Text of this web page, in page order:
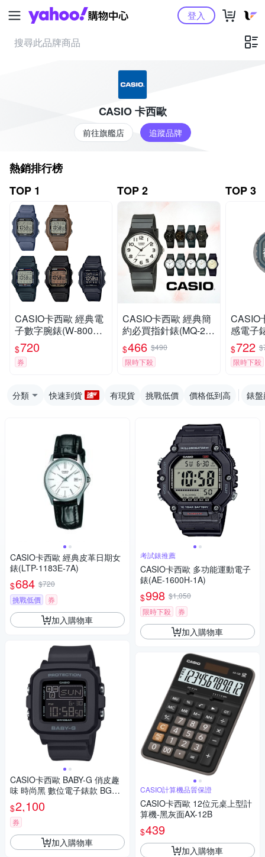
Yahoo購物中心登入
CASIO 卡西歐
前往旗艦店 追蹤品牌
熱銷排行榜
TOP 1
CASIO卡西歐 經典電
子數字腕錶(W-800H)
/ 考試錶
$720
券
TOP 2
CASIO卡西歐 經典簡
約必買指針錶(MQ-24)
/ 考試錶
$466 $490
限時下殺
TOP 3
CASIO
感電子
2A) /
$722
限時下殺
分類 快速到貨 有現貨 挑戰低價 價格低到高 錶
CASIO卡西歐 經典皮革日期女
錶(LTP-1183E-7A)
$684 $720
挑戰低價
券
加入購物車
CASIO卡西歐 BABY-G 俏皮趣
味 時尚黑 數位電子錶款 BGD-
10-1_39mm
$2,100
券
加入購物車
考試錶推薦
CASIO卡西歐 多功能運動電子
錶(AE-1600H-1A)
$998 $1,050
限時下殺
券
加入購物車
CASIO計算機品質保證
CASIO卡西歐 12位元桌上型計
算機-黑灰面AX-12B
$439
加入購物車